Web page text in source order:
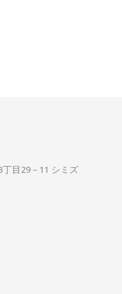
目29－11 シミズ